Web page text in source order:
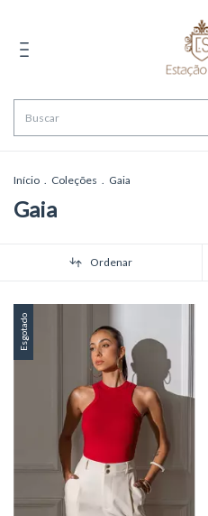
Início . Coleções . Gaia
Gaia
Ordenar
Esgotado